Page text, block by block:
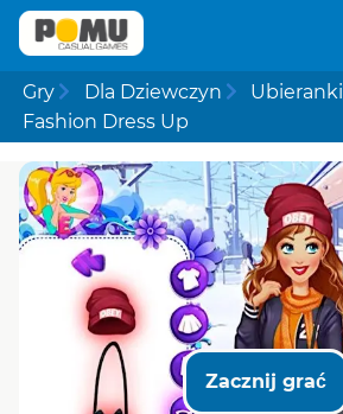
Gry Dla Dziewczyn
Ubieranki
Fashion Dress Up
Zacznij grać